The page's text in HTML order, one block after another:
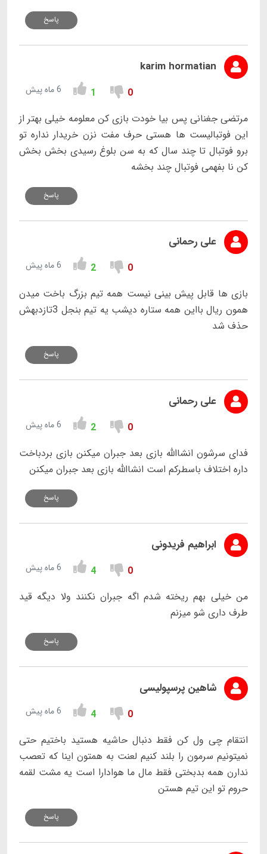
پاسخ
karim hormatian
0
1 6 ماه پیش
مرتضی جغنانی پس بیا خودت بازی کن معلومه خیلی بهتر از
این فوتبالیست ها هستی حرف مفت نزن خریدار نداره تو
برو فوتبال تا چند سال که به سن بلوغ رسیدی بخش بخش
کن نا بفهمی فوتبال چند بخشه
پاسخ
علی رحمانی
0
2 6 ماه پیش
بازی ها قابل پیش بینی نیست همه تیم بزرگ باخت میدن
همون ریال بااین همه ستاره دیشب یه تیم بنجل 3تازدبهش
حذف شد
پاسخ
علی رحمانی
0
2 6 ماه پیش
فدای سرشون انشاالله بازی بعد جبران میکنن بازی بردباخت
داره اختلاف باسطرکم است انشاالله بازی بعد جبران میکنن
پاسخ
ابراهیم فریدونی
0
4 6 ماه پیش
من خیلی بهم ریخته شدم اگه جبران نکنند ولا دیگه قید
طرف داری شو میزنم
پاسخ
شاهین پرسپولیسی
0
4 6 ماه پیش
انتقام چی ول کن فقط دنبال حاشیه هستید باختیم حتی
نمیتونیم سرمون را بلند کنیم لعنت به همتون اینا که تعصب
ندارن همه بدبختی فقط مال ما هوادارا است‌ یه مشت لقمه
حروم تو این تیم هستن
پاسخ